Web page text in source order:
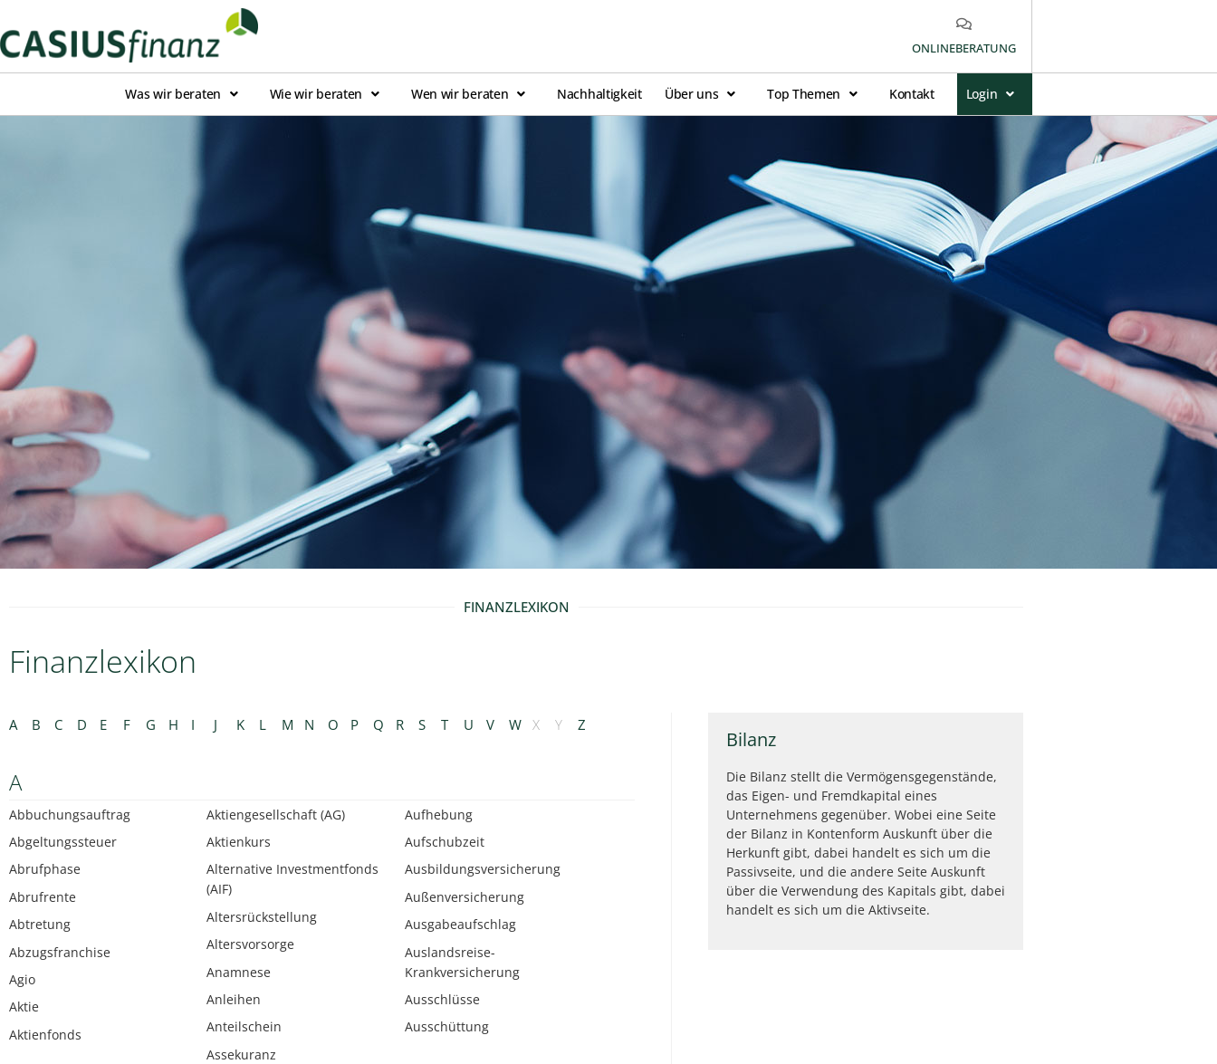
ONLINEBERATUNG
Was wir beraten Wie wir beraten Wen wir beraten Nachhaltigkeit Über uns Top Themen Kontakt Login
FINANZLEXIKON
Finanzlexikon
A B C D E F G H I J K L M N O P Q R S T U V W X Y Z
A
Abbuchungsauftrag
Abgeltungssteuer
Abrufphase
Abrufrente
Abtretung
Abzugsfranchise
Agio
Aktie
Aktienfonds
Aktiengesellschaft (AG)
Aktienkurs
Alternative Investmentfonds
(AIF)
Altersrückstellung
Altersvorsorge
Anamnese
Anleihen
Anteilschein
Assekuranz
Aufhebung
Aufschubzeit
Ausbildungsversicherung
Außenversicherung
Ausgabeaufschlag
Auslandsreise-
Krankversicherung
Ausschlüsse
Ausschüttung
Bilanz
Die Bilanz stellt die Vermögensgegenstände,
das Eigen- und Fremdkapital eines
Unternehmens gegenüber. Wobei eine Seite
der Bilanz in Kontenform Auskunft über die
Herkunft gibt, dabei handelt es sich um die
Passivseite, und die andere Seite Auskunft
über die Verwendung des Kapitals gibt, dabei
handelt es sich um die Aktivseite.